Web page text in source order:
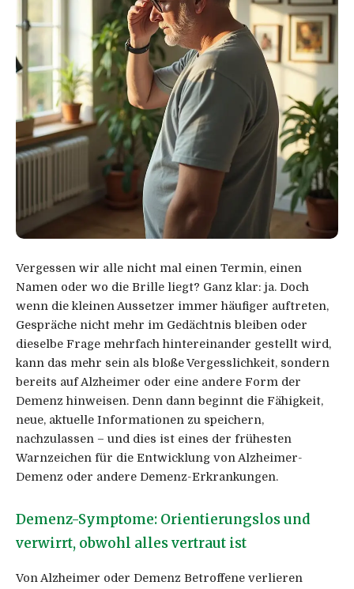
Vergessen wir alle nicht mal einen Termin, einen
Namen oder wo die Brille liegt? Ganz klar: ja. Doch
wenn die kleinen Aussetzer immer häufiger auftreten,
Gespräche nicht mehr im Gedächtnis bleiben oder
dieselbe Frage mehrfach hintereinander gestellt wird,
kann das mehr sein als bloße Vergesslichkeit, sondern
bereits auf Alzheimer oder eine andere Form der
Demenz hinweisen. Denn dann beginnt die Fähigkeit,
neue, aktuelle Informationen zu speichern,
nachzulassen – und dies ist eines der frühesten
Warnzeichen für die Entwicklung von Alzheimer-
Demenz oder andere Demenz-Erkrankungen.
Demenz-Symptome: Orientierungslos und
verwirrt, obwohl alles vertraut ist
Von Alzheimer oder Demenz Betroffene verlieren